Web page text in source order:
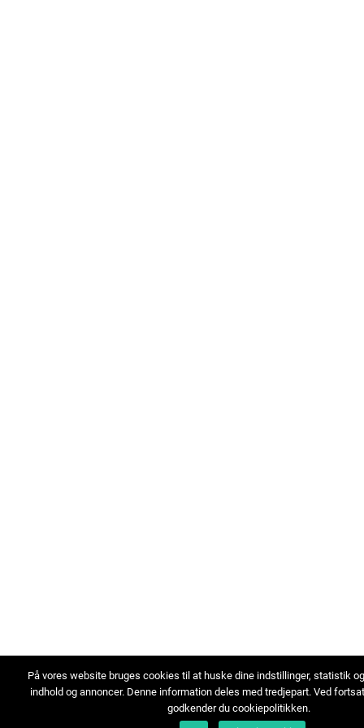
På vores website bruges cookies til at huske dine indstillinger, statistik
indhold og annoncer. Denne information deles med tredjepart. Ved
godkender du cookiepolitikken.